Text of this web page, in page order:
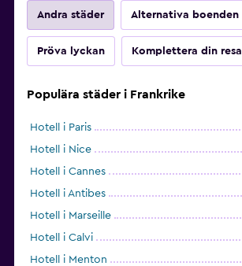
Andra städer Alternativa boenden
Pröva lyckan Komplettera din resa
Populära städer i Frankrike
Hotell i Paris
Hotell i Nice
Hotell i Cannes
Hotell i Antibes
Hotell i Marseille
Hotell i Calvi
Hotell i Menton